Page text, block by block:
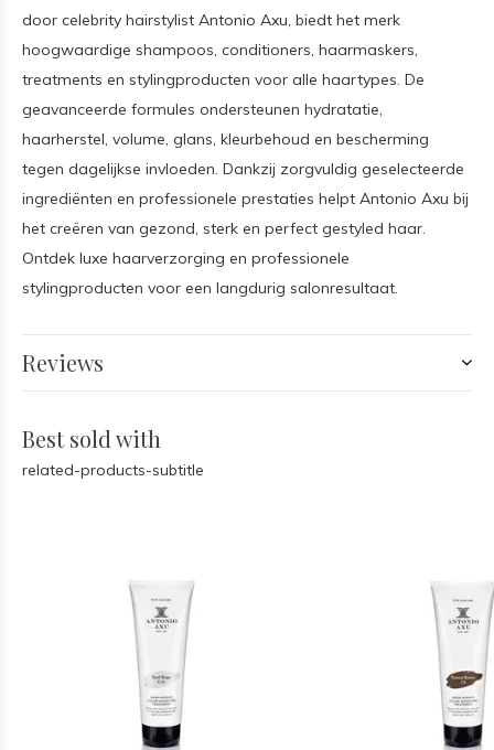
door celebrity hairstylist Antonio Axu, biedt het merk
hoogwaardige shampoos, conditioners, haarmaskers,
treatments en stylingproducten voor alle haartypes. De
geavanceerde formules ondersteunen hydratatie,
haarherstel, volume, glans, kleurbehoud en bescherming
tegen dagelijkse invloeden. Dankzij zorgvuldig geselecteerde
ingrediënten en professionele prestaties helpt Antonio Axu bij
het creëren van gezond, sterk en perfect gestyled haar.
Ontdek luxe haarverzorging en professionele
stylingproducten voor een langdurig salonresultaat.
Reviews
Best sold with
related-products-subtitle